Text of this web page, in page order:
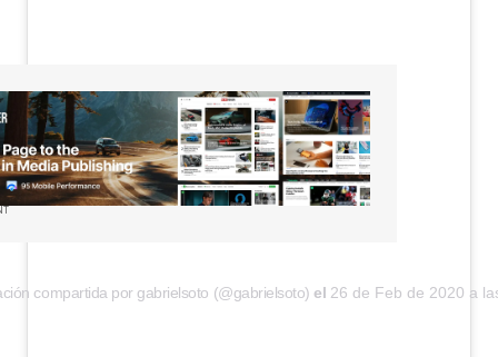
compartida por gabrielsoto (@gabrielsoto) el 26 de Feb de 2020 a